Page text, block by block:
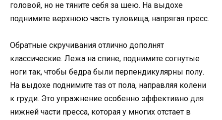
головой, но не тяните себя за шею. На выдохе
поднимите верхнюю часть туловища, напрягая пресс.
Обратные скручивания отлично дополнят
классические. Лежа на спине, поднимите согнутые
ноги так, чтобы бедра были перпендикулярны полу.
На выдохе поднимите таз от пола, направляя колени
к груди. Это упражнение особенно эффективно для
нижней части пресса, которая у многих отстает в